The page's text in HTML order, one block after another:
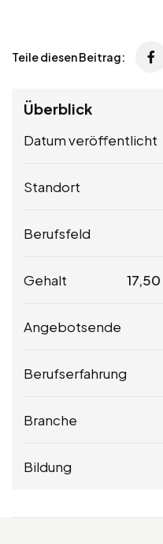
Teile diesen Beitrag:
Überblick
Datum veröffentlicht
Standort
Berufsfeld
Gehalt 17,50
Angebotsende
Berufserfahrung
Branche
Bildung